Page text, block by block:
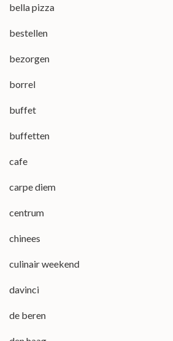
bella pizza
bestellen
bezorgen
borrel
buffet
buffetten
cafe
carpe diem
centrum
chinees
culinair weekend
davinci
de beren